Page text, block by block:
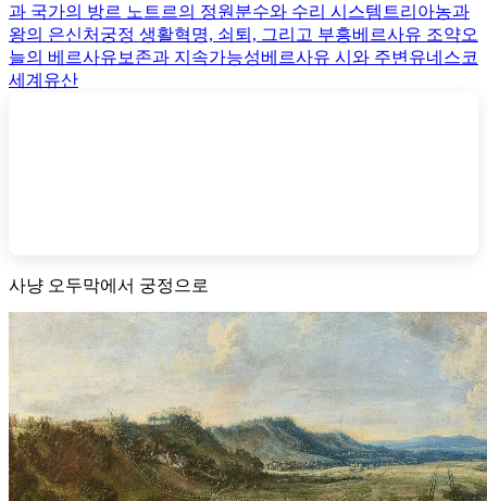
과 국가의 방르 노트르의 정원 분수와 수리 시스템 트리아농과
왕의 은신처 궁정 생활혁명, 쇠퇴, 그리고 부흥베르사유 조약오
늘의 베르사유 보존과 지속가능성베르사유 시와 주변 유네스코
세계유산
사냥 오두막에서 궁정으로